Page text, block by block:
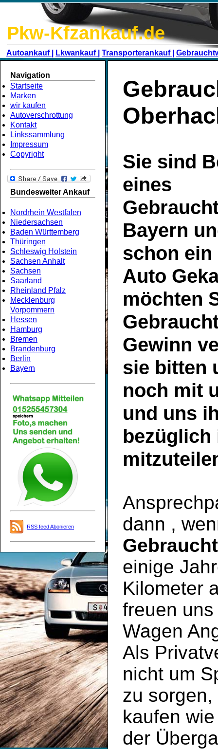
Pkw-Kfzankauf.de
Autoankauf | Lkwankauf | Transporterankauf |
Navigation
Startseite
Marken
wir kaufen
Autoverschrottung
Kontakt
Linkssammlung
Impressum
Copyright
Bundesweiter Ankauf
Nordrhein Westfalen
Niedersachsen
Baden Württemberg
Thüringen
Schleswig Holstein
Sachsen Anhalt
Sachsen
Saarland
Rheinland Pfalz
Mecklenburg
Vorpommern
Hessen
Hamburg
Bremen
Brandenburg
Berlin
Bayern
RSS feed Abonieren
Sie sind
eines
Bayern
schon ein
Auto
möchten
Gewinn
sie bitten
noch mit
und uns
dann ,
einige
Kilometer
freuen
Wagen
Als
nicht um
zu
kaufen
der